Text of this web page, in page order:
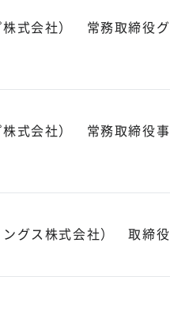
株式会社） 常務取締役グ
株式会社） 常務取締役事
ングス株式会社） 取締役